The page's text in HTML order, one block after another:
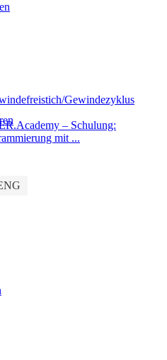
Gewindezyklus
– Schulung:
mit ...